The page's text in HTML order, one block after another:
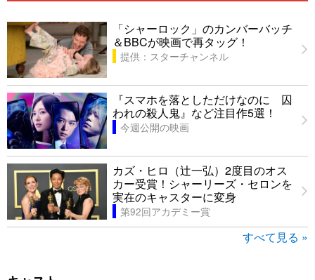
「シャーロック」のカンバーバッチ
＆BBCが映画で再タッグ！
提供：スターチャンネル
『スマホを落としただけなのに 囚
われの殺人鬼』など注目作5選！
今週公開の映画
カズ・ヒロ（辻一弘）2度目のオス
カー受賞！シャーリーズ・セロンを
実在のキャスターに変身
第92回アカデミー賞
すべて見る »